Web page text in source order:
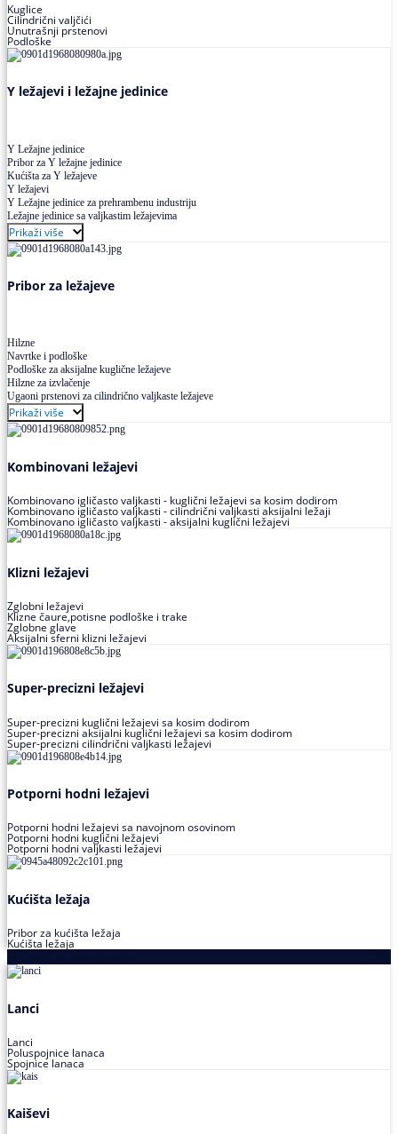
Kuglice
Cilindrični valjčići
Unutrašnji prstenovi
Podloške
Y ležajevi i ležajne jedinice
Y Ležajne jedinice
Pribor za Y ležajne jedinice
Kućišta za Y ležajeve
Y ležajevi
Y Ležajne jedinice za prehrambenu industriju
Ležajne jedinice sa valjkastim ležajevima
Prikaži više
Pribor za ležajeve
Hilzne
Navrtke i podloške
Podloške za aksijalne kuglične ležajeve
Hilzne za izvlačenje
Ugaoni prstenovi za cilindrično valjkaste ležajeve
Prikaži više
Kombinovani ležajevi
Kombinovano igličasto valjkasti - kuglični ležajevi sa kosim dodirom
Kombinovano igličasto valjkasti - cilindrični valjkasti aksijalni ležaji
Kombinovano igličasto valjkasti - aksijalni kuglični ležajevi
Klizni ležajevi
Zglobni ležajevi
Klizne čaure,potisne podloške i trake
Zglobne glave
Aksijalni sferni klizni ležajevi
Super-precizni ležajevi
Super-precizni kuglični ležajevi sa kosim dodirom
Super-precizni aksijalni kuglični ležajevi sa kosim dodirom
Super-precizni cilindrični valjkasti ležajevi
Potporni hodni ležajevi
Potporni hodni ležajevi sa navojnom osovinom
Potporni hodni kuglični ležajevi
Potporni hodni valjkasti ležajevi
Kućišta ležaja
Pribor za kućišta ležaja
Kućišta ležaja
Lanci
Lanci
Poluspojnice lanaca
Spojnice lanaca
Kaiševi